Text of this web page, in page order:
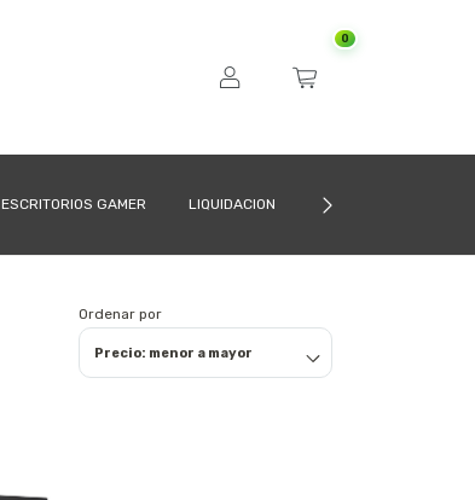
0
ESCRITORIOS GAMER LIQUIDACION CÓMO COMPRAR
Ordenar por